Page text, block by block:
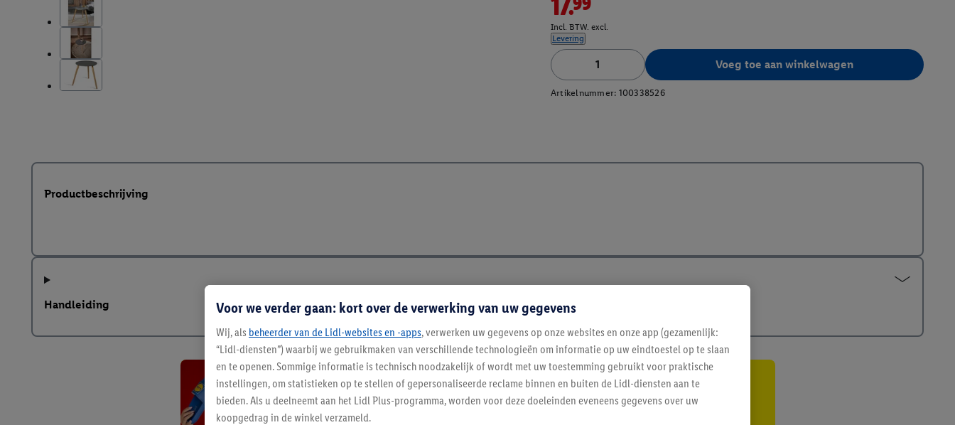
Incl. BTW. excl.
Levering
Voeg toe aan winkelwagen
Artikelnummer: 100338526
Productbeschrijving
Handleiding
Blijf op de hoogte
Voor we verder gaan: kort over de verwerking van uw gegevens
Wij, als beheerder van de Lidl-websites en -apps, verwerken uw gegevens op onze websites en onze app (gezamenlijk:
“Lidl-diensten”) waarbij we gebruikmaken van verschillende technologieën om informatie op uw eindtoestel op te slaan
en te openen. Sommige informatie is technisch noodzakelijk of wordt met uw toestemming gebruikt voor praktische
instellingen, om statistieken op te stellen of gepersonaliseerde reclame binnen en buiten de Lidl-diensten aan te
bieden. Als u deelneemt aan het Lidl Plus-programma, worden voor deze doeleinden eveneens gegevens over uw
koopgedrag in de winkel verzameld.